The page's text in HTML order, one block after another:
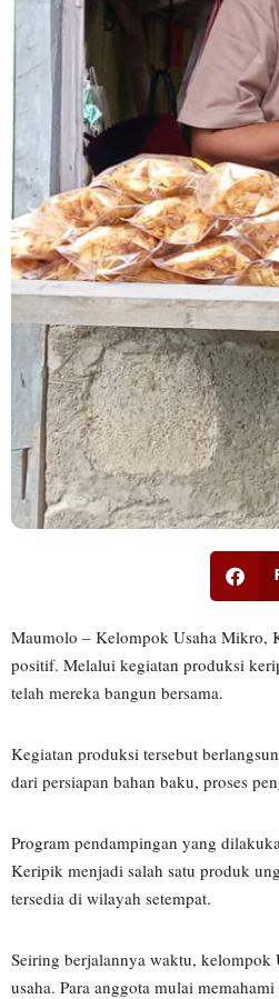
Maumolo – Kelompok Usaha Mikro,
positif. Melalui kegiatan produksi
telah mereka bangun bersama.
Kegiatan produksi tersebut
dari persiapan bahan baku, proses
Program pendampingan yang
Keripik menjadi salah satu produk
tersedia di wilayah setempat.
Seiring berjalannya waktu,
usaha. Para anggota mulai